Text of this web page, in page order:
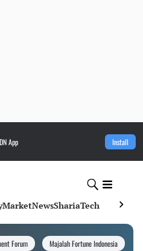
App Install
MarketNewsShariaTech
Forum Majalah Fortune Indonesia